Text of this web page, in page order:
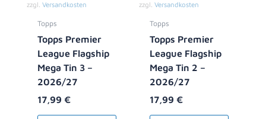
zzgl. Versandkosten
Topps
Topps Premier
League Flagship
Mega Tin 3 –
2026/27
17,99 €
zzgl. Versandkosten
Topps
Topps Premier
League Flagship
Mega Tin 2 –
2026/27
17,99 €